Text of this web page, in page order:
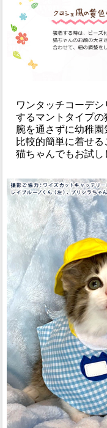
ワンタッチコーデ
するマントタイプの
腕を通さずに幼稚園
比較的簡単に着せ
猫ちゃんでもお試